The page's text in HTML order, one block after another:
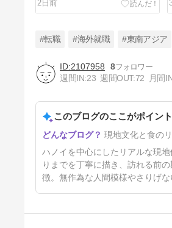
2日前
7日前
#転職 #海外就職 #東南アジア
2107958
8
週間IN:23 週間OUT:72 月間
このブログのここがポイント
現地文化と食の
ハノイを中心にしたリアルな現
りまでを丁寧に描き、訪れる前
徴。無作為な人間模様やさりげ